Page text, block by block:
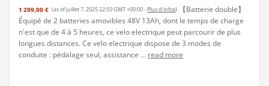
1 299,00 € (as of juillet 7, 2025 22:50 GMT +00:00 - Plus d’infos)
【Batterie double】
Équipé de 2 batteries amovibles 48V 13Ah, dont le temps de charge
n'est que de 4 à 5 heures, ce velo electrique peut parcourir de plus
longues distances. Ce velo electrique dispose de 3 modes de
conduite : pédalage seul, assistance ... read more